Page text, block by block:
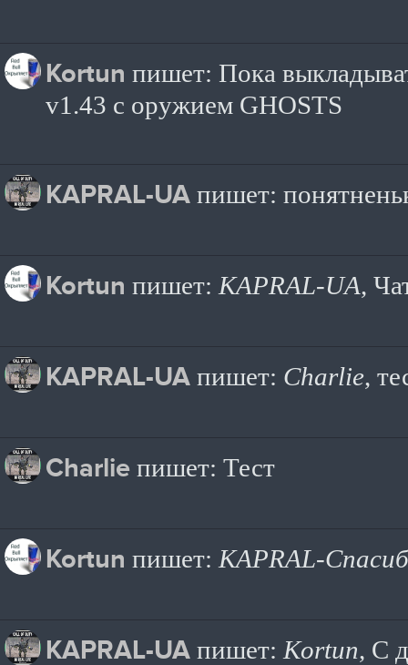
Kortun пишет: Пока
v1.43 с оружием GHOSTS
KAPRAL-UA пишет:
Kortun пишет: KAPRAL-UA,
KAPRAL-UA пишет: Charlie,
Charlie пишет: Тест
Kortun пишет: KAPRAL-
KAPRAL-UA пишет: Kortun, С